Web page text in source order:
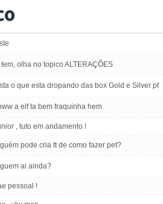
olha no topico ALTERAÇÕES
o que esta dropando das box Gold e Silver pf
a elf ta bem fraquinha hem
, tuto em andamento !
pode cria tt de como fazer pet?
ai ainda?
pessoal !